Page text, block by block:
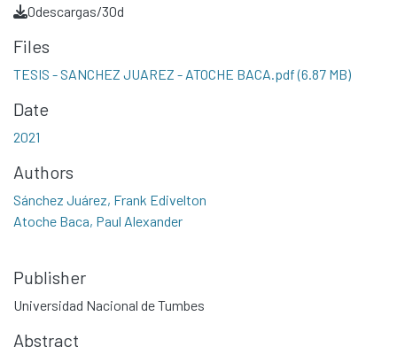
0descargas/30d
Files
TESIS - SANCHEZ JUAREZ - ATOCHE BACA.pdf(6.87 MB)
Date
2021
Authors
Sánchez Juárez, Frank Edivelton
Atoche Baca, Paul Alexander
Publisher
Universidad Nacional de Tumbes
Abstract